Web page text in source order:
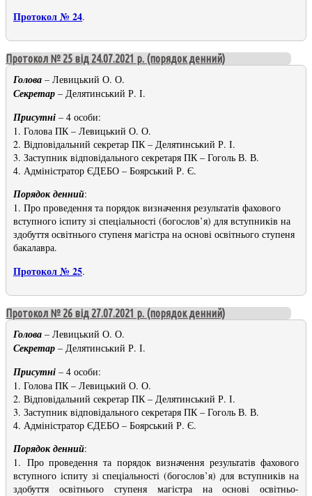
Протокол № 24.
Протокол № 25 від 24.07.2021 р. (порядок денний)
Голова – Левицький О. О.
Секретар – Делятинський Р. І.
Присутні – 4 особи:
1. Голова ПК – Левицький О. О.
2. Відповідальний секретар ПК – Делятинський Р. І.
3. Заступник відповідального секретаря ПК – Гоголь В. В.
4. Адміністратор ЄДЕБО – Боярський Р. Є.
Порядок денний:
1. Про проведення та порядок визначення результатів фахового
вступного іспиту зі спеціальності (богослов’я) для вступників на
здобуття освітнього ступеня магістра на основі освітнього ступеня
бакалавра.
Протокол № 25.
Протокол № 26 від 27.07.2021 р. (порядок денний)
Голова – Левицький О. О.
Секретар – Делятинський Р. І.
Присутні – 4 особи:
1. Голова ПК – Левицький О. О.
2. Відповідальний секретар ПК – Делятинський Р. І.
3. Заступник відповідального секретаря ПК – Гоголь В. В.
4. Адміністратор ЄДЕБО – Боярський Р. Є.
Порядок денний:
1. Про проведення та порядок визначення результатів фахового
вступного іспиту зі спеціальності (богослов’я) для вступників на
здобуття освітнього ступеня магістра на основі освітньо-